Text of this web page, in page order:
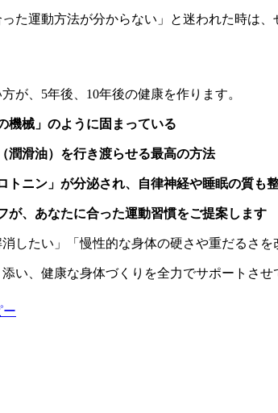
た運動方法が分からない」と迷われた時は、
が、5年後、10年後の健康を作ります。
機械」のように固まっている
潤滑油）を行き渡らせる最高の方法
トニン」が分泌され、自律神経や睡眠の質も
が、あなたに合った運動習慣をご提案します
したい」「慢性的な身体の硬さや重だるさ
い、健康な身体づくりを全力でサポートさせ
ー